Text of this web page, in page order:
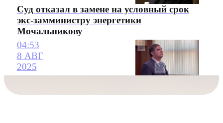
Суд отказал в замене на условный срок
экс-замминистру энергетики
Мочальникову
04:53
8 АВГ
2025